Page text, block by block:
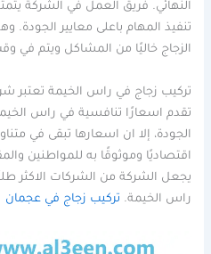
النهائي. فريق العمل في الشركة
تنفيذ المهام باعلى معايير
الزجاج خاليًا من المشاكل ويتم في
تركيب زجاج في راس الخيمة تعتبر
تقدم اسعارًا تنافسية في راس
الجودة، إلا ان اسعارها تبقى في
اقتصاديًا وموثوقًا به للمواطنين
يجعل الشركة من الشركات الاكثر
راس الخيمة. تركيب زجاج في عجمان